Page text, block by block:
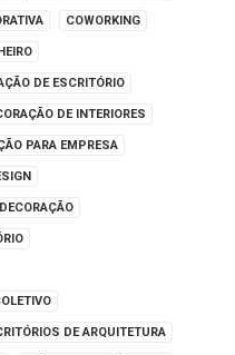
COWORKING
DE ESCRITÓRIO
DE INTERIORES
PARA EMPRESA
DE ARQUITETURA